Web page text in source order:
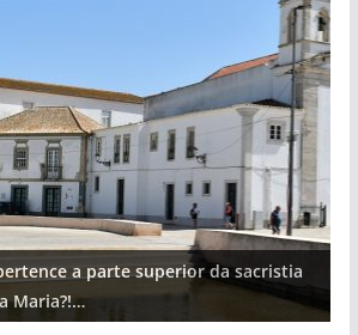
a parte superior da sacristia
Maria?!…